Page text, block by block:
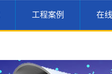
工程案例 在